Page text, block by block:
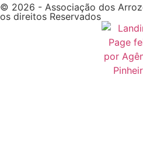
© 2026 - Associação dos
os direitos Reservados